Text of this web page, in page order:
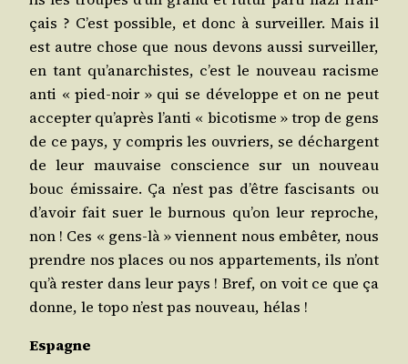
çais ? C’est pos­sible, et donc à sur­veiller. Mais il
est autre chose que nous devons aus­si sur­veiller,
en tant qu’anarchistes, c’est le nou­veau racisme
anti « pied-noir » qui se déve­loppe et on ne peut
accep­ter qu’après l’anti « bico­tisme » trop de gens
de ce pays, y com­pris les ouvriers, se déchargent
de leur mau­vaise conscience sur un nou­veau
bouc émis­saire. Ça n’est pas d’être fas­ci­sants ou
d’avoir fait suer le bur­nous qu’on leur reproche,
non ! Ces « gens-là » viennent nous embê­ter, nous
prendre nos places ou nos appar­te­ments, ils n’ont
qu’à res­ter dans leur pays ! Bref, on voit ce que ça
donne, le topo n’est pas nou­veau, hélas !
Espagne